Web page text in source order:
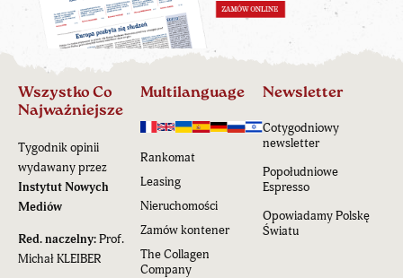
Wszystko Co
Najważniejsze
Tygodnik opinii
wydawany przez
Instytut Nowych
Mediów
Red. naczelny:Prof.
Michał KLEIBER
Multilanguage
Rankomat
Leasing
Nieruchomości
Zamów kontener
The Collagen
Company
Newsletter
Cotygodniowy
newsletter
Popołudniowe
Espresso
Opowiadamy Polskę
Światu